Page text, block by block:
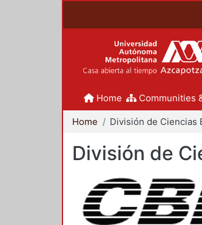
Home Communities
Home
División de